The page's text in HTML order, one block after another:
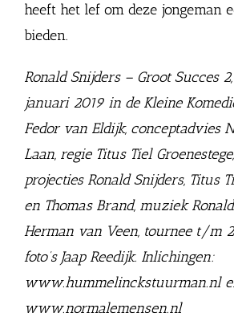
heeft het lef om deze jongeman
bieden.
Ronald Snijders – Groot Succes
januari 2019 in de Kleine
Fedor van Eldijk, conceptadvies
Laan, regie Titus Tiel
projecties Ronald Snijders, Titus
en Thomas Brand, muziek
Herman van Veen, tournee t/m
foto’s Jaap Reedijk. Inlichingen:
www.hummelinckstuurman.nl
www.normalemensen.nl